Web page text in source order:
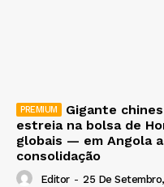
Gigante
estreia na bolsa de
globais — em Angola
consolidação
Editor - 25 De